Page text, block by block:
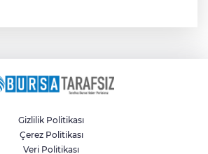
Gizlilik Politikası
Çerez Politikası
Veri Politikası